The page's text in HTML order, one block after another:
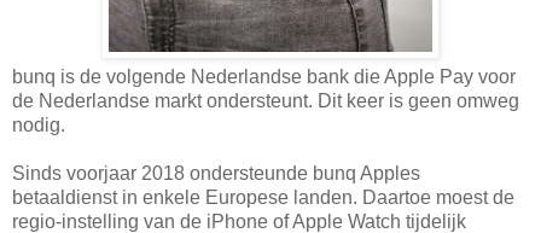
bunq is de volgende Nederlandse bank die Apple Pay voor
de Nederlandse markt ondersteunt. Dit keer is geen omweg
nodig.
Sinds voorjaar 2018 ondersteunde bunq Apples
betaaldienst in enkele Europese landen. Daartoe moest de
regio-instelling van de iPhone of Apple Watch tijdelijk